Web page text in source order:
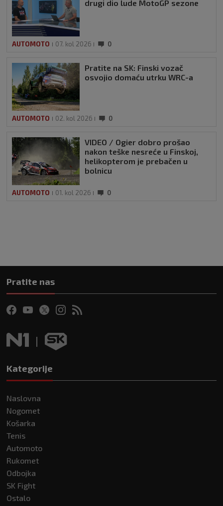
drugi dio lude MotoGP sezone
AUTOMOTO 07. kol 2026 0
Pratite na SK: Finski vozač
osvojio domaću utrku WRC-a
AUTOMOTO 02. kol 2026 0
VIDEO / Ogier dobro prošao
nakon teške nesreće u Finskoj,
helikopterom je prebačen u
bolnicu
AUTOMOTO 01. kol 2026 0
Pratite nas
Kategorije
Naslovna
Nogomet
Košarka
Tenis
Automoto
Rukomet
Odbojka
SK Fight
Ostalo